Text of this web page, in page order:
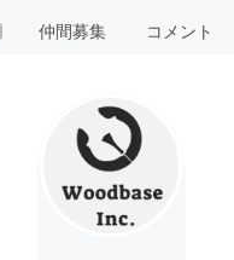
仲間募集 コメント